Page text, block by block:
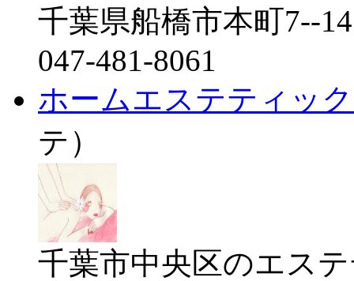
千葉県船橋市本町7--
047-481-8061
ホームエステティッ
テ）
千葉市中央区のエス